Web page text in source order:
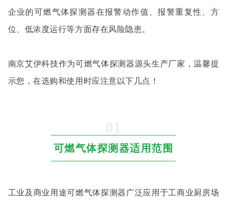
企业的可燃气体探测器在报警动作值、报警重复性、方
位、低浓度运行等方面存在风险隐患。
南京艾伊科技作为可燃气体探测器源头生产厂家，温馨提
示您，在选购和使用时应注意以下几点！
可燃气体探测器适用范围
工业及商业用途可燃气体探测器广泛应用于工商业厨房场